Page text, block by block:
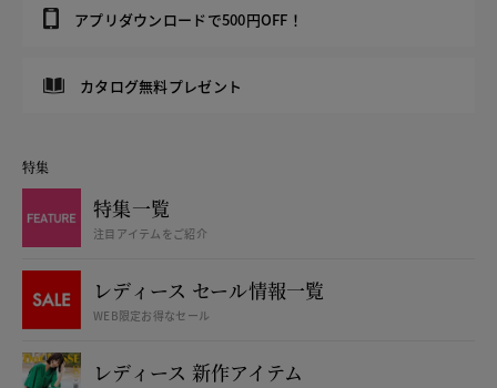
アプリダウンロードで500円OFF！
カタログ無料プレゼント
特集
特集一覧
注目アイテムをご紹介
レディース セール情報一覧
WEB限定お得なセール
レディース 新作アイテム